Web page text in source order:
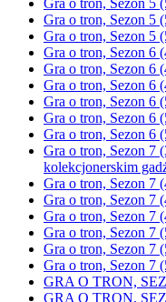
Gra o tron, Sezon 5
Gra o tron, Sezon 5
Gra o tron, Sezon 5
Gra o tron, Sezon 6
Gra o tron, Sezon 6
Gra o tron, Sezon 6
Gra o tron, Sezon 6
Gra o tron, Sezon 6
Gra o tron, Sezon 6
Gra o tron, Sezon 7
kolekcjonerskim
Gra o tron, Sezon 7
Gra o tron, Sezon 7
Gra o tron, Sezon 7
Gra o tron, Sezon 7
Gra o tron, Sezon 7
Gra o tron, Sezon 7
GRA O TRON,
GRA O TRON,